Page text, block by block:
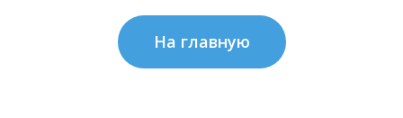
На главную